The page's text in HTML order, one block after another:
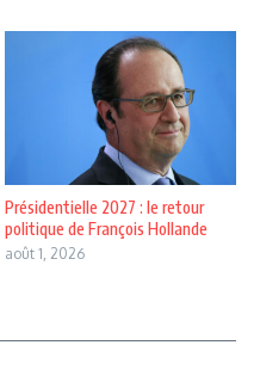
Présidentielle 2027 : le retour
politique de François Hollande
août 1, 2026